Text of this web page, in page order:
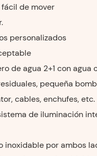
de mover
personalizados
de agua 2+1 con agua
pequeña
cables, enchufes, etc.
de iluminación
inoxidable por ambos